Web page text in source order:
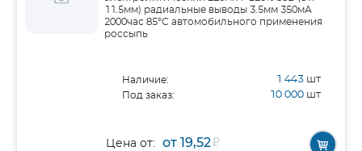
11.5мм) радиальные выводы 3.5мм 350мА
2000час 85°С автомобильного применения
россыпь
Наличие: 1 443 шт
Под заказ: 10 000 шт
Цена от: от 19,52₽